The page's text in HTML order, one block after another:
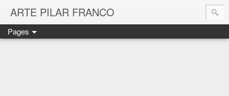
ARTE PILAR FRANCO
Pages